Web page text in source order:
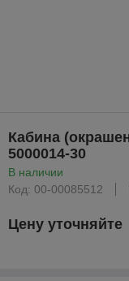
Кабина
5000014-30
В наличии
Код: 00-00085512
Цену уточняйте